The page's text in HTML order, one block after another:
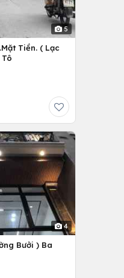
5
Tiền. ( Lạc
4
Bưởi ) Ba